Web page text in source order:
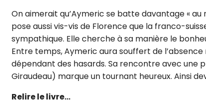
On aimerait qu’Aymeric se batte davantage « au
pose aussi vis-vis de Florence que la franco-
sympathique. Elle cherche à sa manière le
Entre temps, Aymeric aura souffert de
dépendant des hasards. Sa rencontre avec une
Giraudeau) marque un tournant heureux. Ainsi
Relire le livre…